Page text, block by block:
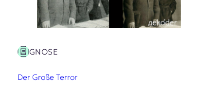
GNOSE
Der Große Terror